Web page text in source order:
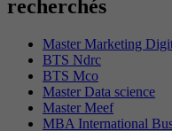
recherchés
Master Marketing
BTS Ndrc
BTS Mco
Master Data science
Master Meef
MBA International